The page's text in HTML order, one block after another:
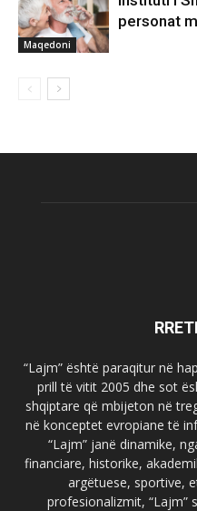
Maqedoni
personat
“Lajm” është paraqitur në
prill të vitit 2005 dhe sot
shqiptare që mbijeton në
në konceptet evropiane të
“Lajm” janë dinamike,
financiare, historike,
argëtuese, sportive,
profesionalizmit, “Lajm”